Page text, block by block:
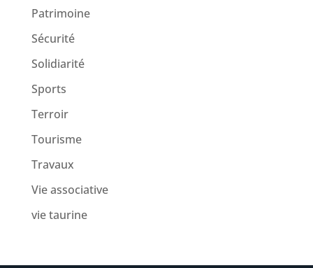
Patrimoine
Sécurité
Solidiarité
Sports
Terroir
Tourisme
Travaux
Vie associative
vie taurine